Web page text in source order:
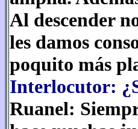
Al descender
les damos
poquito más
Interlocutor:
Ruanel: